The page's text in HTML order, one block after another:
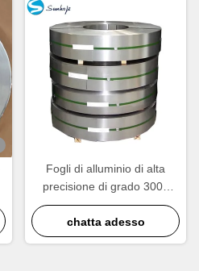
Fogli di alluminio di alta
precisione di grado 3003
progettati per le pinne del
radiatore
chatta adesso